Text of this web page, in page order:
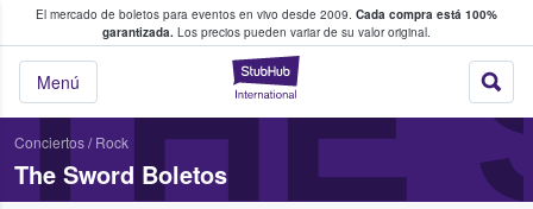
El mercado de boletos para eventos en vivo desde 2009. Cada compra está 100%
garantizada. Los precios pueden variar de su valor original.
StubHub: donde
Menú
fans compran y venden boletos
Conciertos/ Rock
The Sword Boletos